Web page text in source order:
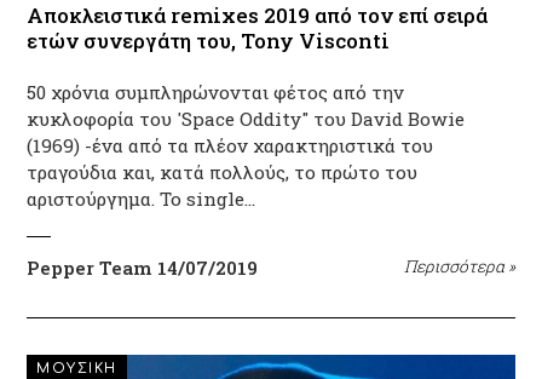
Aποκλειστικά remixes 2019 από τον επί σειρά
ετών συνεργάτη του, Tony Visconti
50 χρόνια συμπληρώνονται φέτος από την
κυκλοφορία του 'Space Oddity" του David Bowie
(1969) -ένα από τα πλέον χαρακτηριστικά του
τραγούδια και, κατά πολλούς, το πρώτο του
αριστούργημα. Το single…
Pepper Team 14/07/2019 Περισσότερα »
ΜΟΥΣΙΚΗ